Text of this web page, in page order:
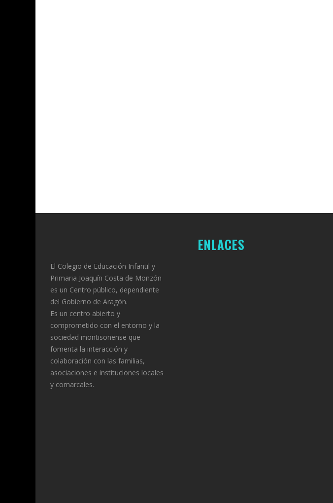
El Colegio de Educación Infantil y
Primaria Joaquín Costa de Monzón
es un Centro público, dependiente
del Gobierno de Aragón.
Es un centro abierto y
comprometido con el entorno y la
sociedad montisonense que
fomenta la interacción y
colaboración con las familias,
asociaciones e instituciones locales
y comarcales.
ENLACES